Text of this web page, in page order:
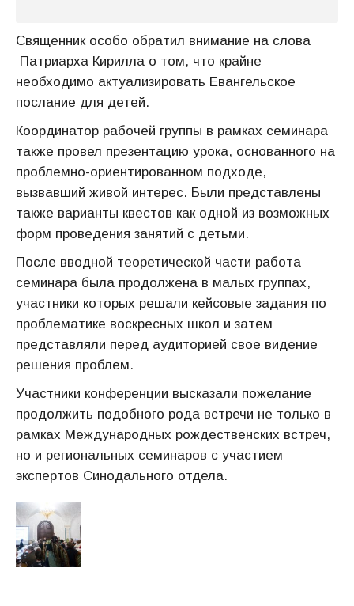
Священник особо обратил внимание на слова
Патриарха Кирилла о том, что крайне
необходимо актуализировать Евангельское
послание для детей.
Координатор рабочей группы в рамках семинара
также провел презентацию урока, основанного на
проблемно-ориентированном подходе,
вызвавший живой интерес. Были представлены
также варианты квестов как одной из возможных
форм проведения занятий с детьми.
После вводной теоретической части работа
семинара была продолжена в малых группах,
участники которых решали кейсовые задания по
проблематике воскресных школ и затем
представляли перед аудиторией свое видение
решения проблем.
Участники конференции высказали пожелание
продолжить подобного рода встречи не только в
рамках Международных рождественских встреч,
но и региональных семинаров с участием
экспертов Синодального отдела.